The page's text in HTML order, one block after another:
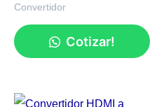
Convertidor
Cotizar!